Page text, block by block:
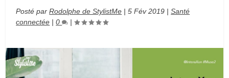
Posté parRodolphe de StylistMe |5 Fév 2019 |Santé
connectée |0 |